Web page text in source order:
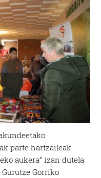
parte hartzaileak
aukera” izan dutela
Gorriko